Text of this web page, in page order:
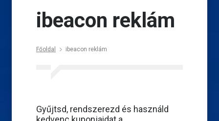
ibeacon reklám
Főoldal ibeacon reklám
Gyűjtsd, rendszerezd és használd